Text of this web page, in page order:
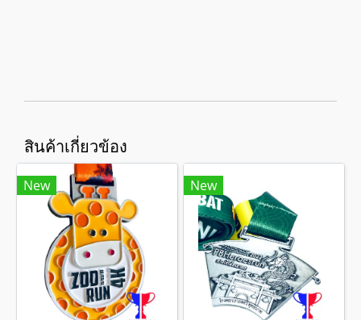
สินค้าเกี่ยวข้อง
New New